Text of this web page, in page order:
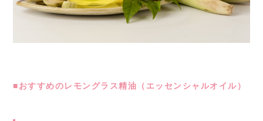
■おすすめのレモングラス精油（エッセンシャルオイル）